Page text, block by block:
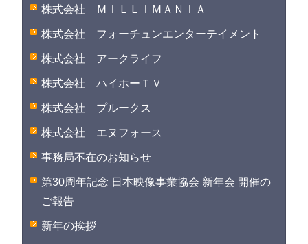
株式会社 ＭＩＬＬＩＭＡＮＩＡ
株式会社 フォーチュンエンターテイメント
株式会社 アークライフ
株式会社 ハイホーＴＶ
株式会社 プルークス
株式会社 エヌフォース
事務局不在のお知らせ
第30周年記念 日本映像事業協会 新年会 開催の
ご報告
新年の挨拶